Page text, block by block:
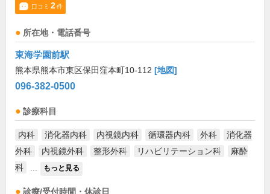
口コミ 2件
所在地・電話番号
東海学園前駅
熊本県熊本市東区保田窪本町10-112 [地図]
096-382-0500
診療科目
内科 消化器内科 内視鏡内科 循環器内科 外科
消化器
外科
内視鏡外科 整形外科 リハビリテーション科
麻酔
科
もっと見る
診療/受付時間・休診日